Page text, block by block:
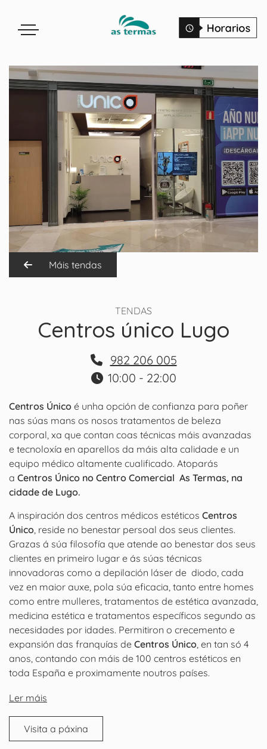
Máis tendas
TENDAS
Centros único Lugo
982 206 005
10:00 - 22:00
Centros Único é unha opción de confianza para poñer
nas súas mans os nosos tratamentos de beleza
corporal, xa que contan coas técnicas máis avanzadas
e tecnoloxía en aparellos da máis alta calidade e un
equipo médico altamente cualificado. Atoparás
a Centros Único no Centro Comercial As Termas, na
cidade de Lugo.
A inspiración dos centros médicos estéticos Centros
Único, reside no benestar persoal dos seus clientes.
Grazas á súa filosofía que atende ao benestar dos seus
clientes en primeiro lugar e ás súas técnicas
innovadoras como a depilación láser de diodo, cada
vez en maior auxe, pola súa eficacia, tanto entre homes
como entre mulleres, tratamentos de estética avanzada,
medicina estética e tratamentos específicos segundo as
necesidades por idades. Permitiron o crecemento e
expansión das franquías de Centros Único, en tan só 4
anos, contando con máis de 100 centros estéticos en
toda España e proximamente noutros países.
Ler máis
Visita a páxina